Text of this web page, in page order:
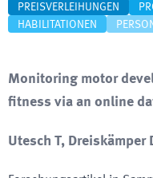
PREISVERLEIHUNGEN
HABILITATIONEN
Monitoring motor
fitness via an online
Utesch T, Dreiskämper